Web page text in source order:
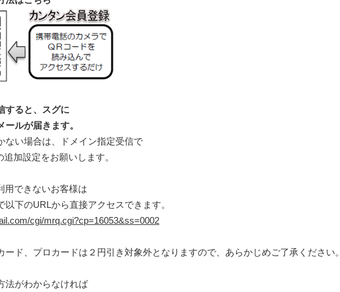
すると、スグに
ルが届きます。
ない場合は、ドメイン指定受信で
加設定をお願いします。
用できないお客様は
以下のURLから直接アクセスできます。
cgi/mrq.cgi?cp=16053&ss=0002
ド、プロカードは２円引き対象外となりますので、あらかじめご了承ください。
法がわからなければ